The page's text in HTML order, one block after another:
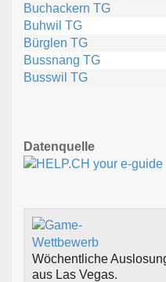
Buchackern TG
Buhwil TG
Bürglen TG
Bussnang TG
Busswil TG
Datenquelle
Wöchentliche
aus Las Vegas.